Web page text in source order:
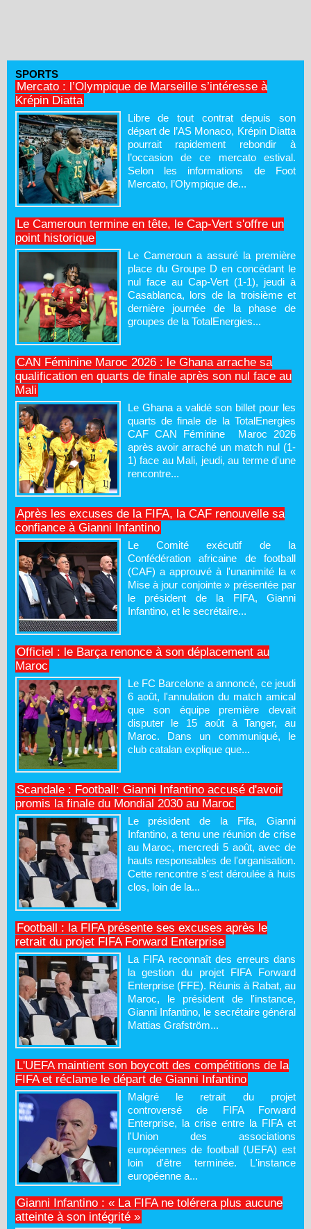
SPORTS
Mercato : l’Olympique de Marseille s’intéresse à
Krépin Diatta
Libre de tout contrat depuis son
départ de l’AS Monaco, Krépin Diatta
pourrait rapidement rebondir à
l’occasion de ce mercato estival.
Selon les informations de Foot
Mercato, l’Olympique de...
Le Cameroun termine en tête, le Cap-Vert s'offre un
point historique
Le Cameroun a assuré la première
place du Groupe D en concédant le
nul face au Cap-Vert (1-1), jeudi à
Casablanca, lors de la troisième et
dernière journée de la phase de
groupes de la TotalEnergies...
CAN Féminine Maroc 2026 : le Ghana arrache sa
qualification en quarts de finale après son nul face au
Mali
Le Ghana a validé son billet pour les
quarts de finale de la TotalEnergies
CAF CAN Féminine Maroc 2026
après avoir arraché un match nul (1-
1) face au Mali, jeudi, au terme d'une
rencontre...
Après les excuses de la FIFA, la CAF renouvelle sa
confiance à Gianni Infantino
Le Comité exécutif de la
Confédération africaine de football
(CAF) a approuvé à l'unanimité la «
Mise à jour conjointe » présentée par
le président de la FIFA, Gianni
Infantino, et le secrétaire...
Officiel : le Barça renonce à son déplacement au
Maroc
Le FC Barcelone a annoncé, ce jeudi
6 août, l'annulation du match amical
que son équipe première devait
disputer le 15 août à Tanger, au
Maroc. Dans un communiqué, le
club catalan explique que...
Scandale : Football: Gianni Infantino accusé d'avoir
promis la finale du Mondial 2030 au Maroc
Le président de la Fifa, Gianni
Infantino, a tenu une réunion de crise
au Maroc, mercredi 5 août, avec de
hauts responsables de l'organisation.
Cette rencontre s'est déroulée à huis
clos, loin de la...
Football : la FIFA présente ses excuses après le
retrait du projet FIFA Forward Enterprise
La FIFA reconnaît des erreurs dans
la gestion du projet FIFA Forward
Enterprise (FFE). Réunis à Rabat, au
Maroc, le président de l'instance,
Gianni Infantino, le secrétaire général
Mattias Grafström...
L'UEFA maintient son boycott des compétitions de la
FIFA et réclame le départ de Gianni Infantino
Malgré le retrait du projet
controversé de FIFA Forward
Enterprise, la crise entre la FIFA et
l'Union des associations
européennes de football (UEFA) est
loin d'être terminée. L'instance
européenne a...
Gianni Infantino : « La FIFA ne tolérera plus aucune
atteinte à son intégrité »